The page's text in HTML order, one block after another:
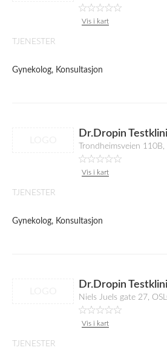
Vis i kart
TJENESTER
Gynekolog, Konsultasjon
Dr.Dropin
Trondheimsveien 110B,
Vis i kart
TJENESTER
Gynekolog, Konsultasjon
Dr.Dropin
Niels Juels gate 27,
Vis i kart
TJENESTER